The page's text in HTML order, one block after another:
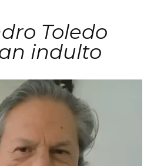
Toledo
indulto